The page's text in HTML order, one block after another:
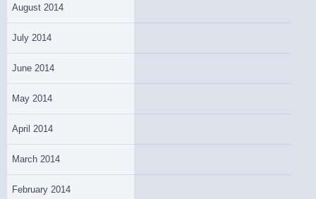
August 2014
July 2014
June 2014
May 2014
April 2014
March 2014
February 2014